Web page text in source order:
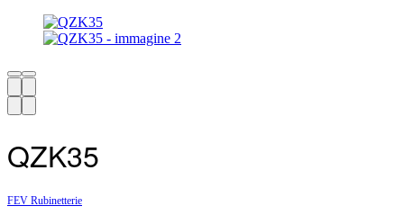
QZK35
FEV Rubinetterie